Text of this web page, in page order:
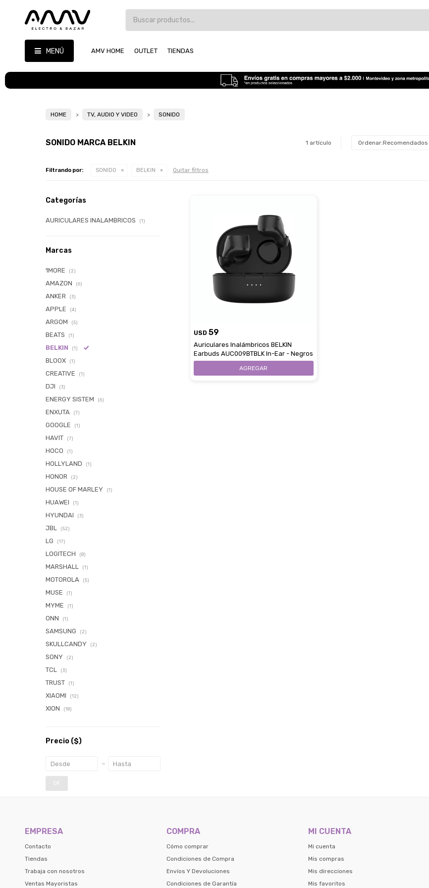
MENÚ AMV HOME OUTLET TIENDAS
HOME TV, AUDIO Y VIDEO SONIDO
SONIDO MARCA BELKIN 1 artículo Recomendados
Filtrando por: SONIDO BELKIN Quitar filtros
USD 59
Auriculares Inalámbricos BELKIN
Earbuds AUC009BTBLK In-Ear - Negros
Categorías
AURICULARES INALAMBRICOS (1)
Marcas
1MORE (2)
AMAZON (6)
ANKER (3)
APPLE (4)
ARGOM (5)
BEATS (1)
BELKIN (1)
BLOOX (1)
CREATIVE (1)
DJI (3)
ENERGY SISTEM (6)
ENXUTA (7)
GOOGLE (1)
HAVIT (7)
HOCO (1)
HOLLYLAND (1)
HONOR (2)
HOUSE OF MARLEY (1)
HUAWEI (1)
HYUNDAI (3)
JBL (52)
LG (17)
LOGITECH (8)
MARSHALL (1)
MOTOROLA (5)
MUSE (1)
MYME (1)
ONN (1)
SAMSUNG (2)
SKULLCANDY (2)
SONY (2)
TCL (3)
TRUST (1)
XIAOMI (12)
XION (18)
Precio ($)
OK
EMPRESA
Contacto
Tiendas
Trabaja con nosotros
Ventas Mayoristas
COMPRA
Cómo comprar
Condiciones de Compra
Envíos Y Devoluciones
Condiciones de Garantía
MI CUENTA
Mi cuenta
Mis compras
Mis direcciones
Mis favoritos